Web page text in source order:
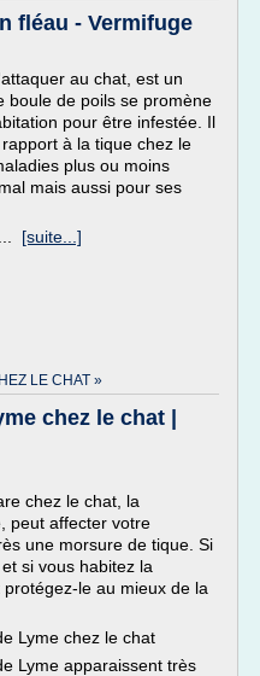
fléau - Vermifuge
au chat, est un
boule de poils se promène
pour être infestée. Il
à la tique chez le
plus ou moins
mais aussi pour ses
[suite...]
LE CHAT »
chez le chat |
chez le chat, la
peut affecter votre
une morsure de tique. Si
si vous habitez la
le au mieux de la
Lyme chez le chat
Lyme apparaissent très